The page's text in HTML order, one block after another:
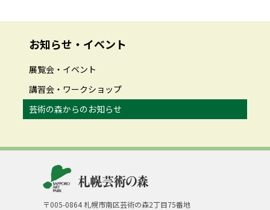
お知らせ・イベント
展覧会・イベント
講習会・ワークショップ
芸術の森からのお知らせ
〒005-0864 札幌市南区芸術の森2丁目75番地